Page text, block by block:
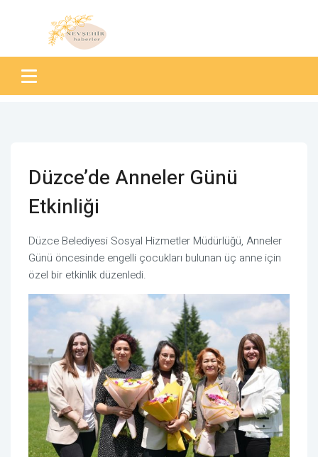
Düzce’de Anneler Günü
Etkinliği
Düzce Belediyesi Sosyal Hizmetler Müdürlüğü, Anneler
Günü öncesinde engelli çocukları bulunan üç anne için
özel bir etkinlik düzenledi.